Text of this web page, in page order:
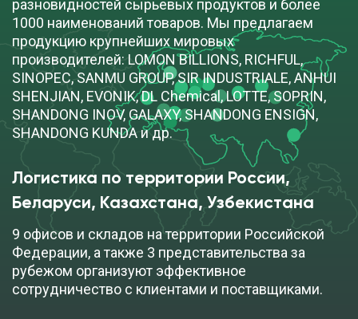
ПОД ЗАКАЗ
Отвердитель марки D.E.Н. 1450
cкачать TDS
ПОД ЗАКАЗ
Отвердитель марки D.E.Н. 1501
бочка (180 кг) cкачать TDS
разновидностей сырьевых продуктов и более
1000 наименований товаров. Мы предлагаем
продукцию крупнейших мировых
производителей: LOMON BILLIONS, RICHFUL,
SINOPEC, SANMU GROUP, SIR INDUSTRIALE, ANHUI
SHENJIAN, EVONIK, DL Chemical, LOTTE, SOPRIN,
SHANDONG INOV, GALAXY, SHANDONG ENSIGN,
SHANDONG KUNDA и др.
Логистика по территории России,
Беларуси, Казахстана, Узбекистана
9 офисов и складов на территории Российской
Федерации, а также 3 представительства за
рубежом организуют эффективное
сотрудничество с клиентами и поставщиками.